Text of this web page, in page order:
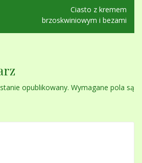
Ciasto z kremem
brzoskwiniowym i bezami
opublikowany. Wymagane pola są